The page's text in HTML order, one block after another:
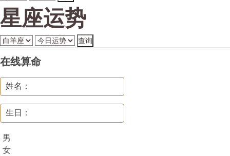
星座运势
在线算命
姓名：
生日：
男
女